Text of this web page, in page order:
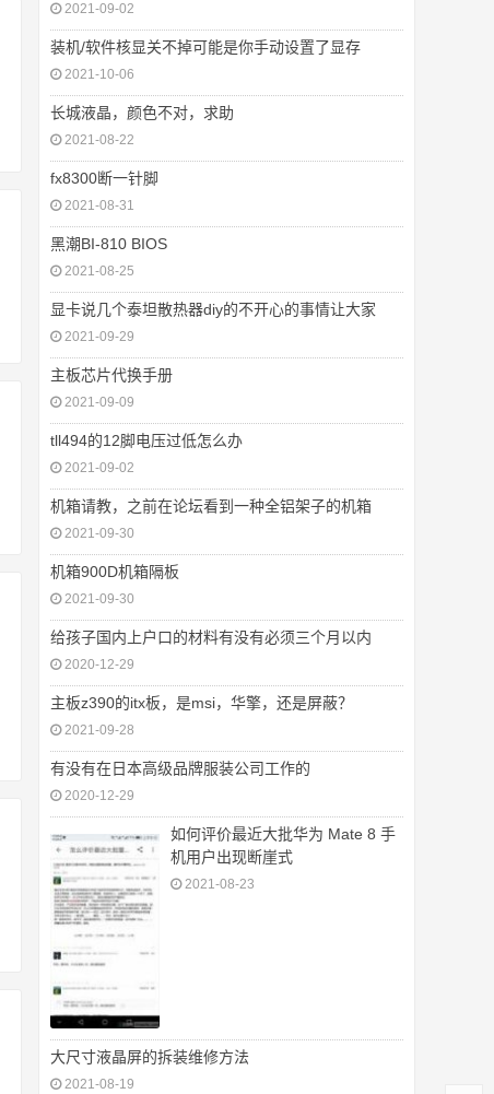
2021-09-02
装机/软件核显关不掉可能是你手动设置了显存
2021-10-06
长城液晶，颜色不对，求助
2021-08-22
fx8300断一针脚
2021-08-31
黑潮BI-810 BIOS
2021-08-25
显卡说几个泰坦散热器diy的不开心的事情让大家
2021-09-29
主板芯片代换手册
2021-09-09
tll494的12脚电压过低怎么办
2021-09-02
机箱请教，之前在论坛看到一种全铝架子的机箱
2021-09-30
机箱900D机箱隔板
2021-09-30
给孩子国内上户口的材料有没有必须三个月以内
2020-12-29
主板z390的itx板，是msi，华擎，还是屏蔽？
2021-09-28
有没有在日本高级品牌服装公司工作的
2020-12-29
如何评价最近大批华为 Mate 8 手
机用户出现断崖式
2021-08-23
大尺寸液晶屏的拆装维修方法
2021-08-19